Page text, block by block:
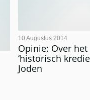
Opinie: Over het
‘historisch
Joden
10 Augustus 2014